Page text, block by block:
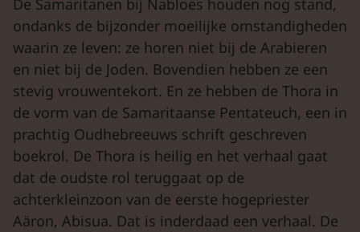
De Samaritanen bij Nabloes houden nog stand,
ondanks de bijzonder moeilijke omstandigheden
waarin ze leven: ze horen niet bij de Arabieren
en niet bij de Joden. Bovendien hebben ze een
stevig vrouwentekort. En ze hebben de Thora in
de vorm van de Samaritaanse Pentateuch, een in
prachtig Oudhebreeuws schrift geschreven
boekrol. De Thora is heilig en het verhaal gaat
dat de oudste rol teruggaat op de
achterkleinzoon van de eerste hogepriester
Aäron, Abisua. Dat is inderdaad een verhaal. De